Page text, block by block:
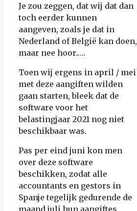
Je zou zeggen, dat wij dat dan
toch eerder kunnen
aangeven, zoals je dat in
Nederland of België kan doen,
maar nee hoor..…
Toen wij ergens in april / mei
met deze aangiften wilden
gaan starten, bleek dat de
software voor het
belastingjaar 2021 nog niet
beschikbaar was.
Pas per eind juni kon men
over deze software
beschikken, zodat alle
accountants en gestors in
Spanje tegelijk gedurende de
maand juli hun aangiftes